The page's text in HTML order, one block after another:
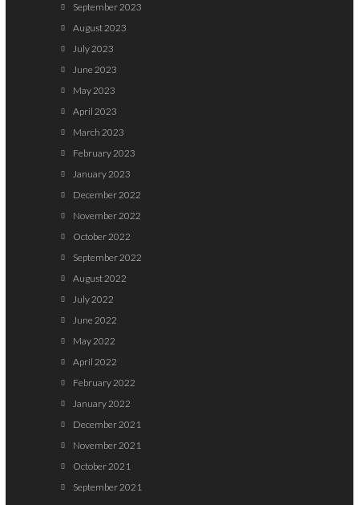
September 2023
August 2023
July 2023
June 2023
May 2023
April 2023
March 2023
February 2023
January 2023
December 2022
November 2022
October 2022
September 2022
August 2022
July 2022
June 2022
May 2022
April 2022
February 2022
January 2022
December 2021
November 2021
October 2021
September 2021